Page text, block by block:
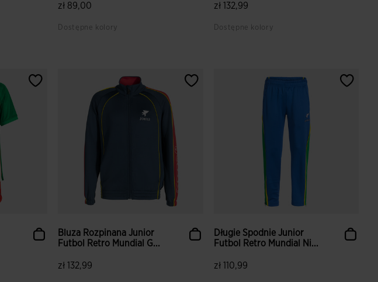
zł 89,00
Dostępne kolory
zł 132,99
Dostępne kolory
Bluza Rozpinana Junior
Futbol Retro Mundial G...
zł 132,99
Długie Spodnie Junior
Futbol Retro Mundial Ni...
zł 110,99